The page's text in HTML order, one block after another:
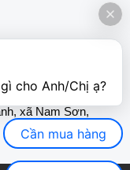
xã Nam Sơn,
Cần mua hàng